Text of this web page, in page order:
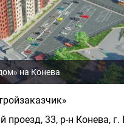
на Конева
проезд, 33, р-н Конева, г.